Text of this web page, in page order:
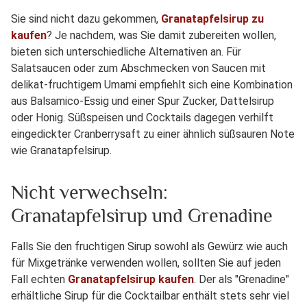
Sie sind nicht dazu gekommen, Granatapfelsirup zu
kaufen? Je nachdem, was Sie damit zubereiten wollen,
bieten sich unterschiedliche Alternativen an. Für
Salatsaucen oder zum Abschmecken von Saucen mit
delikat-fruchtigem Umami empfiehlt sich eine Kombination
aus Balsamico-Essig und einer Spur Zucker, Dattelsirup
oder Honig. Süßspeisen und Cocktails dagegen verhilft
eingedickter Cranberrysaft zu einer ähnlich süßsauren Note
wie Granatapfelsirup.
Nicht verwechseln:
Granatapfelsirup und Grenadine
Falls Sie den fruchtigen Sirup sowohl als Gewürz wie auch
für Mixgetränke verwenden wollen, sollten Sie auf jeden
Fall echten Granatapfelsirup kaufen. Der als "Grenadine"
erhältliche Sirup für die Cocktailbar enthält stets sehr viel